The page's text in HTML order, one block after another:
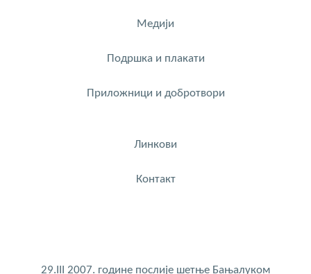
Медији
Подршка и плакати
Приложници и добротвори
Линкови
Контакт
29.III 2007. године послије шетње Бањалуком